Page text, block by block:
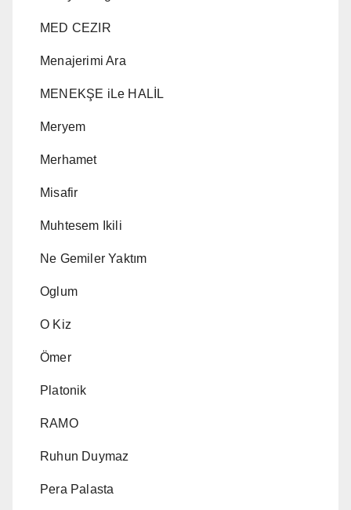
MED CEZIR
Menajerimi Ara
MENEKŞE iLe HALİL
Meryem
Merhamet
Misafir
Muhtesem Ikili
Ne Gemiler Yaktım
Oglum
O Kiz
Ömer
Platonik
RAMO
Ruhun Duymaz
Pera Palasta